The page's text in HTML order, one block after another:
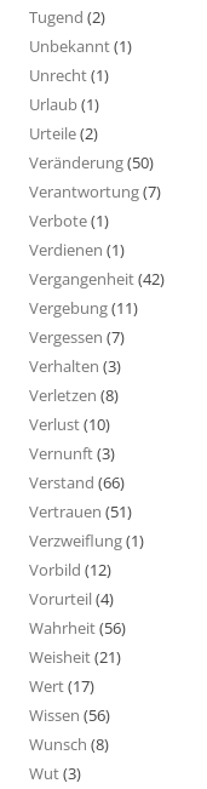
Tugend (2)
Unbekannt(1)
Unrecht(1)
Urlaub(1)
Urteile(2)
Veränderung(50)
Verantwortung(7)
Verbote(1)
Verdienen (1)
Vergangenheit(42)
Vergebung(11)
Vergessen (7)
Verhalten (3)
Verletzen (8)
Verlust(10)
Vernunft(3)
Verstand (66)
Vertrauen (51)
Verzweiflung(1)
Vorbild (12)
Vorurteil(4)
Wahrheit(56)
Weisheit(21)
Wert(17)
Wissen (56)
Wunsch (8)
Wut(3)